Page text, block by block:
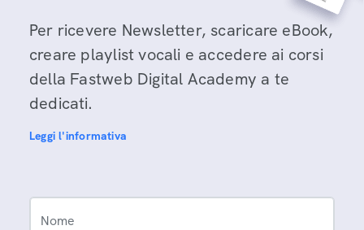
Per ricevere Newsletter, scaricare eBook,
creare playlist vocali e accedere ai corsi
della Fastweb Digital Academy a te
dedicati.
Leggi l'informativa
Nome